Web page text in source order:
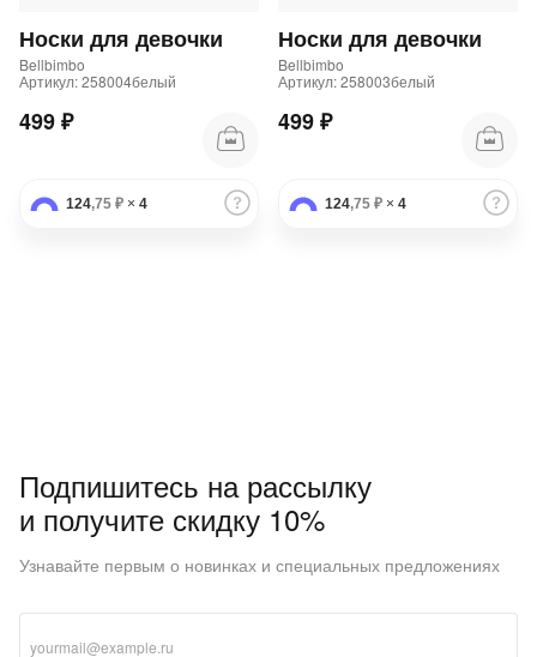
Носки для девочки
Bellbimbo
Артикул: 258004белый
499 ₽
124,75 ₽ × 4
Носки для девочки
Bellbimbo
Артикул: 258003белый
499 ₽
124,75 ₽ × 4
Подпишитесь на рассылку
и получите скидку 10%
Узнавайте первым о новинках и специальных предложениях